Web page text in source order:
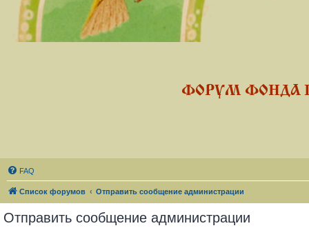
ФОРУМ ФОНДА
FAQ
Список форумов Отправить сообщение администрации
Отправить сообщение администрации